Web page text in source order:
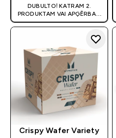
DUBULTO! KATRAM 2.
PRODUKTAM VAI APĢĒRBAM
80% OFF! | KUPONS:
Crispy Wafer Variety